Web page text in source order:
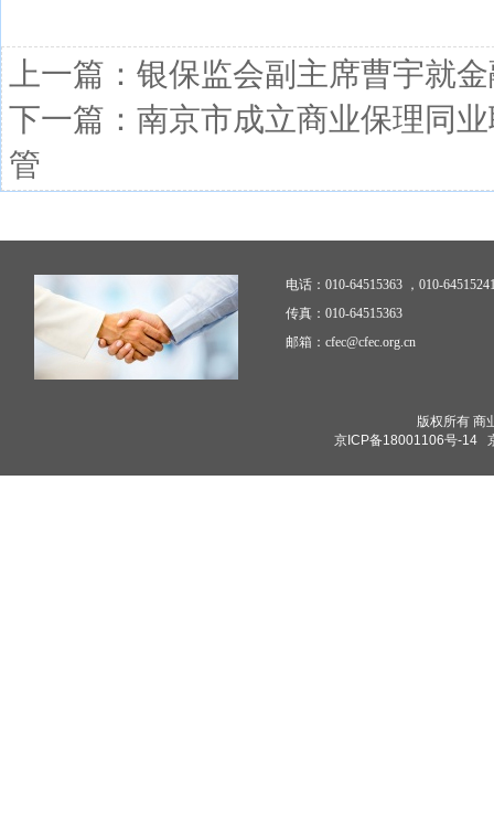
上一篇： 银保监会副主席曹宇就
下一篇： 南京市成立商业保理同
管
电话：010-64515363 ，010-
传真：010-64515363
邮箱：cfec@cfec.org.cn
版权所有 商
京ICP备18001106号-14